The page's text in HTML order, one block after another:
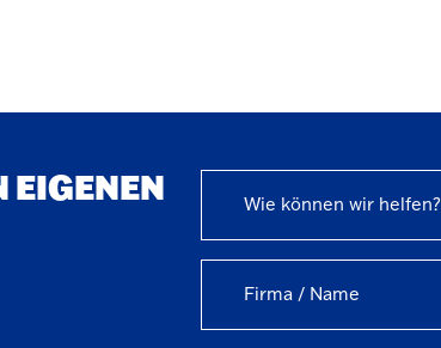
EIGENEN Wie können wir helfen?